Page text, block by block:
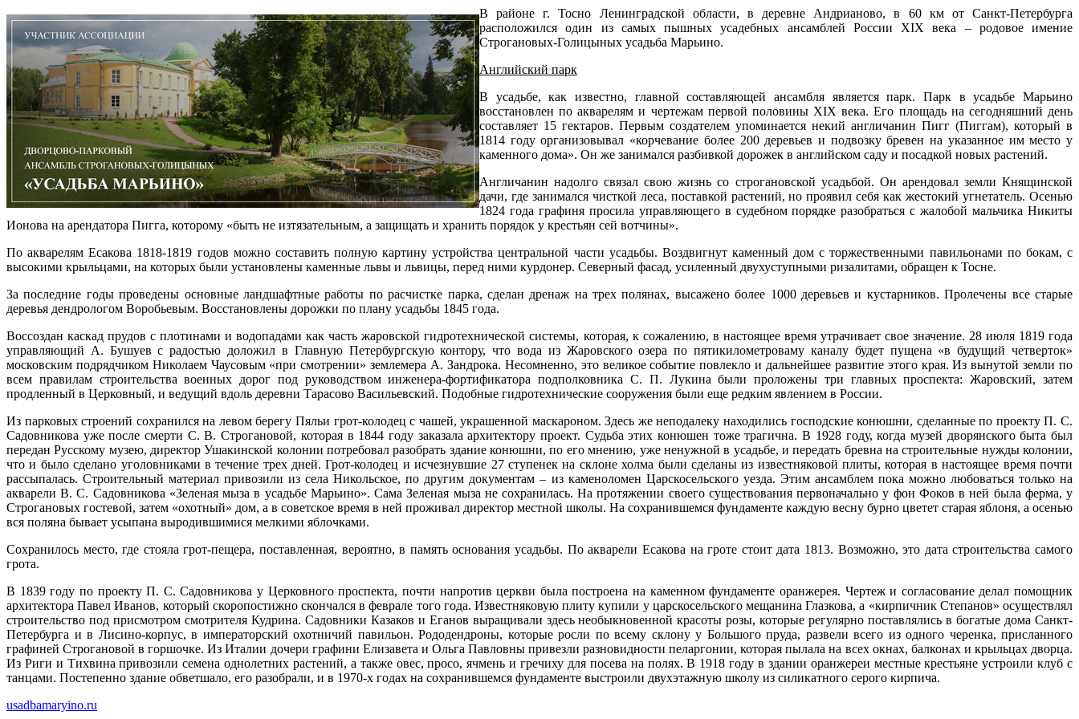
В районе г. Тосно Ленинградской области, в деревне Андрианово, в 60 км от Санкт-Петербурга
расположился один из самых пышных усадебных ансамблей России XIX века – родовое имение
Строгановых-Голицыных усадьба Марьино.
Английский парк
В усадьбе, как известно, главной составляющей ансамбля является парк. Парк в усадьбе Марьино
восстановлен по акварелям и чертежам первой половины XIX века. Его площадь на сегодняшний день
составляет 15 гектаров. Первым создателем упоминается некий англичанин Пигг (Пиггам), который в
1814 году организовывал «корчевание более 200 деревьев и подвозку бревен на указанное им место у
каменного дома». Он же занимался разбивкой дорожек в английском саду и посадкой новых растений.
Англичанин надолго связал свою жизнь со строгановской усадьбой. Он арендовал земли Княщинской
дачи, где занимался чисткой леса, поставкой растений, но проявил себя как жестокий угнетатель. Осенью
1824 года графиня просила управляющего в судебном порядке разобраться с жалобой мальчика Никиты
Ионова на арендатора Пигга, которому «быть не изтязательным, а защищать и хранить порядок у крестьян сей вотчины».
По акварелям Есакова 1818-1819 годов можно составить полную картину устройства центральной части усадьбы. Воздвигнут каменный дом с торжественными павильонами по бокам, с
высокими крыльцами, на которых были установлены каменные львы и львицы, перед ними курдонер. Северный фасад, усиленный двухуступными ризалитами, обращен к Тосне.
За последние годы проведены основные ландшафтные работы по расчистке парка, сделан дренаж на трех полянах, высажено более 1000 деревьев и кустарников. Пролечены все старые
деревья дендрологом Воробьевым. Восстановлены дорожки по плану усадьбы 1845 года.
Воссоздан каскад прудов с плотинами и водопадами как часть жаровской гидротехнической системы, которая, к сожалению, в настоящее время утрачивает свое значение. 28 июля 1819 года
управляющий А. Бушуев с радостью доложил в Главную Петербургскую контору, что вода из Жаровского озера по пятикилометроваму каналу будет пущена «в будущий четверток»
московским подрядчиком Николаем Чаусовым «при смотрении» землемера А. Зандрока. Несомненно, это великое событие повлекло и дальнейшее развитие этого края. Из вынутой земли по
всем правилам строительства военных дорог под руководством инженера-фортификатора подполковника С. П. Лукина были проложены три главных проспекта: Жаровский, затем
продленный в Церковный, и ведущий вдоль деревни Тарасово Васильевский. Подобные гидротехнические сооружения были еще редким явлением в России.
Из парковых строений сохранился на левом берегу Пяльи грот-колодец с чашей, украшенной маскароном. Здесь же неподалеку находились господские конюшни, сделанные по проекту П. С.
Садовникова уже после смерти С. В. Строгановой, которая в 1844 году заказала архитектору проект. Судьба этих конюшен тоже трагична. В 1928 году, когда музей дворянского быта был
передан Русскому музею, директор Ушакинской колонии потребовал разобрать здание конюшни, по его мнению, уже ненужной в усадьбе, и передать бревна на строительные нужды колонии,
что и было сделано уголовниками в течение трех дней. Грот-колодец и исчезнувшие 27 ступенек на склоне холма были сделаны из известняковой плиты, которая в настоящее время почти
рассыпалась. Строительный материал привозили из села Никольское, по другим документам – из каменоломен Царскосельского уезда. Этим ансамблем пока можно любоваться только на
акварели В. С. Садовникова «Зеленая мыза в усадьбе Марьино». Сама Зеленая мыза не сохранилась. На протяжении своего существования первоначально у фон Фоков в ней была ферма, у
Строгановых гостевой, затем «охотный» дом, а в советское время в ней проживал директор местной школы. На сохранившемся фундаменте каждую весну бурно цветет старая яблоня, а осенью
вся поляна бывает усыпана выродившимися мелкими яблочками.
Сохранилось место, где стояла грот-пещера, поставленная, вероятно, в память основания усадьбы. По акварели Есакова на гроте стоит дата 1813. Возможно, это дата строительства самого
грота.
В 1839 году по проекту П. С. Садовникова у Церковного проспекта, почти напротив церкви была построена на каменном фундаменте оранжерея. Чертеж и согласование делал помощник
архитектора Павел Иванов, который скоропостижно скончался в феврале того года. Известняковую плиту купили у царскосельского мещанина Глазкова, а «кирпичник Степанов» осуществлял
строительство под присмотром смотрителя Кудрина. Садовники Казаков и Еганов выращивали здесь необыкновенной красоты розы, которые регулярно поставлялись в богатые дома Санкт-
Петербурга и в Лисино-корпус, в императорский охотничий павильон. Рододендроны, которые росли по всему склону у Большого пруда, развели всего из одного черенка, присланного
графиней Строгановой в горшочке. Из Италии дочери графини Елизавета и Ольга Павловны привезли разновидности пеларгонии, которая пылала на всех окнах, балконах и крыльцах дворца.
Из Риги и Тихвина привозили семена однолетних растений, а также овес, просо, ячмень и гречиху для посева на полях. В 1918 году в здании оранжереи местные крестьяне устроили клуб с
танцами. Постепенно здание обветшало, его разобрали, и в 1970-х годах на сохранившемся фундаменте выстроили двухэтажную школу из силикатного серого кирпича.
usadbamaryino.ru